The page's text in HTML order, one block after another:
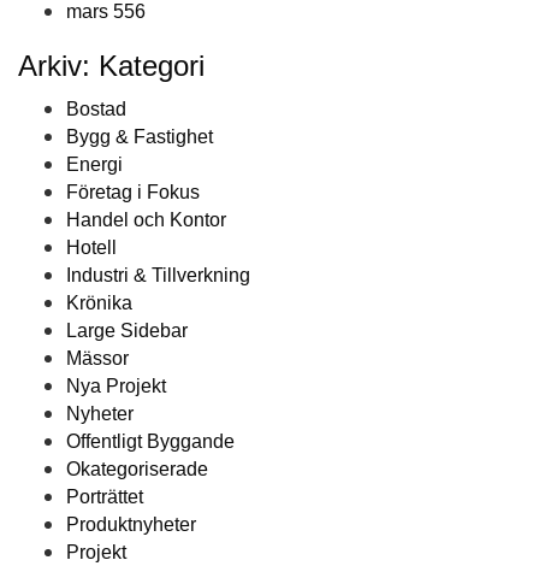
mars 556
Arkiv: Kategori
Bostad
Bygg & Fastighet
Energi
Företag i Fokus
Handel och Kontor
Hotell
Industri & Tillverkning
Krönika
Large Sidebar
Mässor
Nya Projekt
Nyheter
Offentligt Byggande
Okategoriserade
Porträttet
Produktnyheter
Projekt